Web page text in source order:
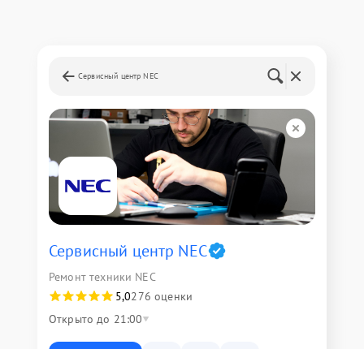
Сервисный центр NEC
Сервисный центр NEC
Ремонт техники NEC
5,0276 оценки
Открыто до 21:00